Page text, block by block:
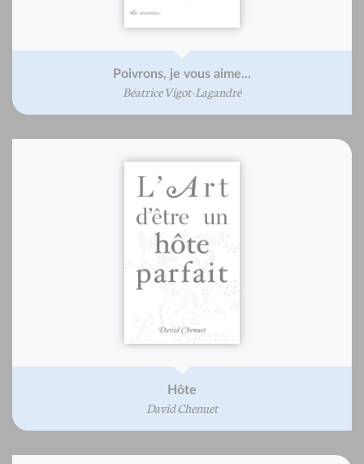
Poivrons, je vous aime...
Béatrice Vigot-Lagandré
Hôte
David Chenuet